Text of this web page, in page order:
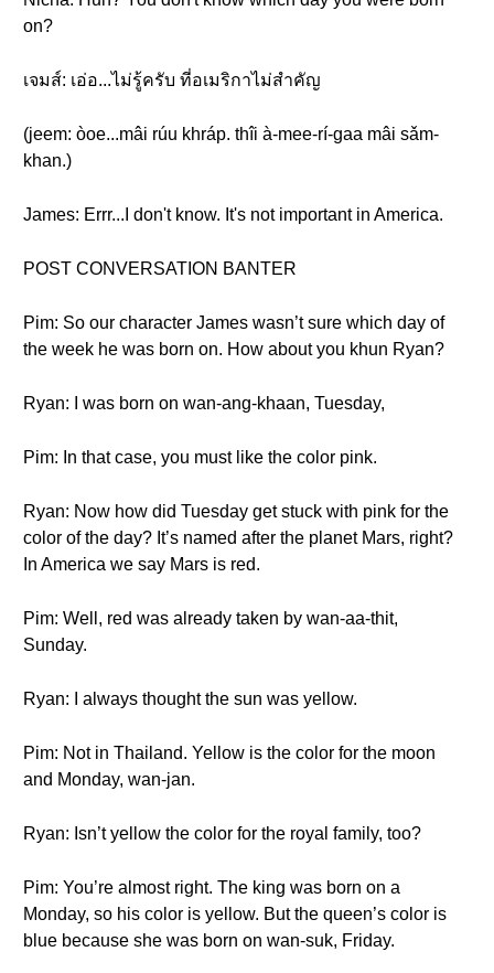
on?
เจมส์: เอ่อ...ไม่รู้ครับ ที่อเมริกาไม่สำคัญ
(jeem: òoe...mâi rúu khráp. thîi à-mee-rí-gaa mâi sǎm-
khan.)
James: Errr...I don't know. It's not important in America.
POST CONVERSATION BANTER
Pim: So our character James wasn’t sure which day of
the week he was born on. How about you khun Ryan?
Ryan: I was born on wan-ang-khaan, Tuesday,
Pim: In that case, you must like the color pink.
Ryan: Now how did Tuesday get stuck with pink for the
color of the day? It’s named after the planet Mars, right?
In America we say Mars is red.
Pim: Well, red was already taken by wan-aa-thit,
Sunday.
Ryan: I always thought the sun was yellow.
Pim: Not in Thailand. Yellow is the color for the moon
and Monday, wan-jan.
Ryan: Isn’t yellow the color for the royal family, too?
Pim: You’re almost right. The king was born on a
Monday, so his color is yellow. But the queen’s color is
blue because she was born on wan-suk, Friday.